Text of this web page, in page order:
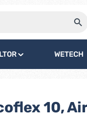
WETECH
10,